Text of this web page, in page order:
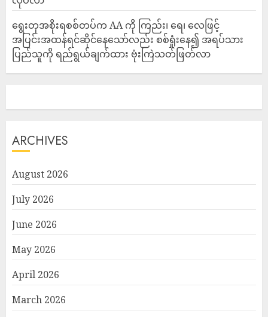
ရွေးတုအစိုးရစစ်တပ်က AA ကို ကြည်း၊ ရေ၊ လေဖြင့်
အပြင်းအထန်ရင်ဆိုင်နေသော်လည်း စစ်ရှုံးနေ၍ အရပ်သား
ပြည်သူကို ရည်ရွယ်ချက်ထား ဗုံးကြဲသတ်ဖြတ်လာ
ARCHIVES
August 2026
July 2026
June 2026
May 2026
April 2026
March 2026